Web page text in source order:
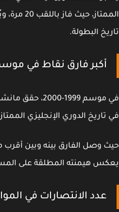
الممتاز، حيث
البطولة.
أكبر فارق نقاط في موسم
في موسم 1999-2000،
الدوري الإنجليزي الممتاز.
هيمنته المطلقة على
عدد الانتصارات في